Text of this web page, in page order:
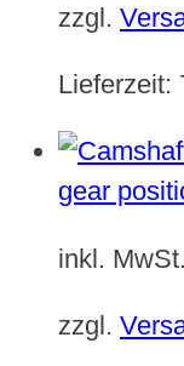
zzgl.
Lieferzeit:
gear
inkl. MwSt.
zzgl.